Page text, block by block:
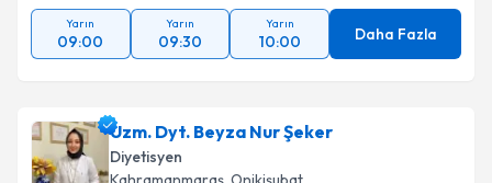
Yarın
09:00
Yarın
09:30
Yarın
10:00 Daha Fazla
Uzm. Dyt. Beyza Nur Şeker
Diyetisyen